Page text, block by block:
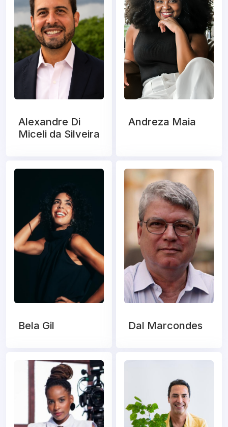
Alexandre Di
Miceli da Silveira
Andreza Maia
Bela Gil Dal Marcondes